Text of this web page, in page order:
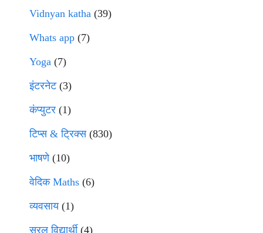
Vidnyan katha (39)
Whats app (7)
Yoga (7)
इंटरनेट(3)
कंप्युटर (1)
टिप्स & ट्रिक्स(830)
भाषणे(10)
वेदिक Maths (6)
व्यवसाय(1)
सरल विद्यार्थी(4)